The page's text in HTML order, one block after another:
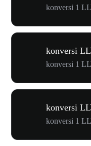
konversi 1
konversi
konversi
konversi 1